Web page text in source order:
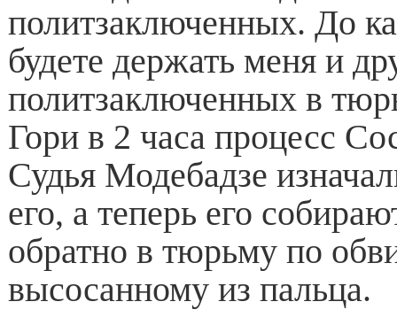
политзаключенных. До
будете держать меня и
политзаключенных в
Гори в 2 часа процесс
Судья Модебадзе
его, а теперь его
обратно в тюрьму по
высосанному из пальца.